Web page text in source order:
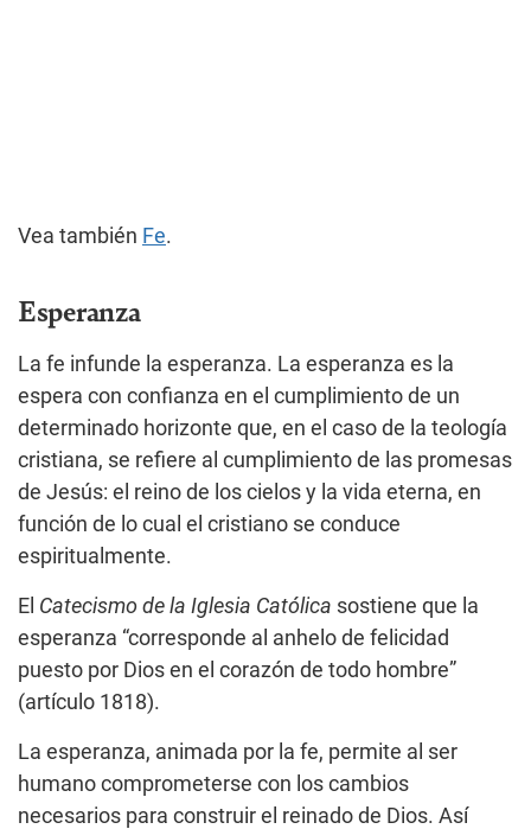
Vea también Fe.
Esperanza
La fe infunde la esperanza. La esperanza es la
espera con confianza en el cumplimiento de un
determinado horizonte que, en el caso de la teología
cristiana, se refiere al cumplimiento de las promesas
de Jesús: el reino de los cielos y la vida eterna, en
función de lo cual el cristiano se conduce
espiritualmente.
El Catecismo de la Iglesia Católica sostiene que la
esperanza “corresponde al anhelo de felicidad
puesto por Dios en el corazón de todo hombre”
(artículo 1818).
La esperanza, animada por la fe, permite al ser
humano comprometerse con los cambios
necesarios para construir el reinado de Dios. Así